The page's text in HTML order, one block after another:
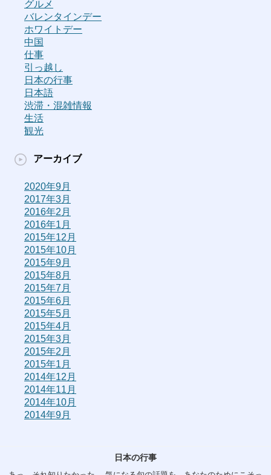
グルメ
バレンタインデー
ホワイトデー
中国
仕事
引っ越し
日本の行事
日本語
渋滞・混雑情報
生活
観光
アーカイブ
2020年9月
2017年3月
2016年2月
2016年1月
2015年12月
2015年10月
2015年9月
2015年8月
2015年7月
2015年6月
2015年5月
2015年4月
2015年3月
2015年2月
2015年1月
2014年12月
2014年11月
2014年10月
2014年9月
日本の行事